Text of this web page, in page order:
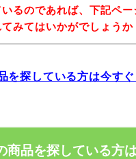
いるのであれば、下記ペー
てみてはいかがでしょうか
を探している方は今す
商品を探している方